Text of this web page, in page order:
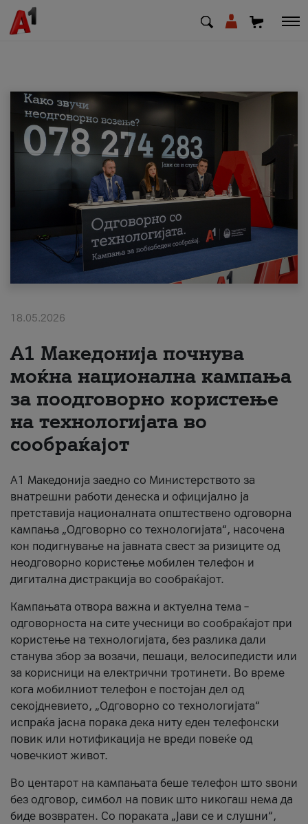
МК EN SQ
Деловни
Поддршка
Надополни кредит
#ПодобарОнлајн
18.05.2026
A1 Македонија почнува
моќна национална кампања
за поодговорно користење
на технологијата во
сообраќајот
A1 Македонија заедно со Министерството за
внатрешни работи денеска и официјално ја
претставија националната општествено одговорна
кампања „Одговорно со технологијата“, насочена
кон подигнување на јавната свест за ризиците од
неодговорно користење мобилен телефон и
дигитална дистракција во сообраќајот.
Кампањата отвора важна и актуелна тема –
одговорноста на сите учесници во сообраќајот при
користење на технологијата, без разлика дали
станува збор за возачи, пешаци, велосипедисти или
за корисници на електрични тротинети. Во време
кога мобилниот телефон е постојан дел од
секојдневието, „Одговорно со технологијата“
испраќа јасна порака дека ниту еден телефонски
повик или нотификација не вреди повеќе од
човечкиот живот.
Во центарот на кампањата беше телефон што ѕвони
без одговор, симбол на повик што никогаш нема да
биде возвратен. Со пораката „Јави се и слушни“,